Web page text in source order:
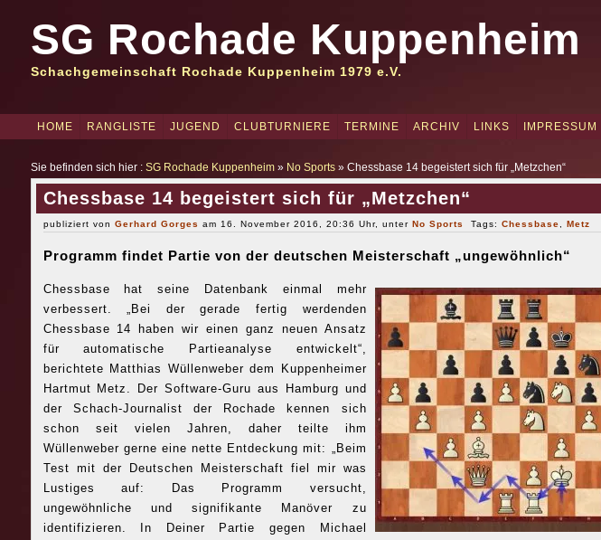
SG Rochade Kuppenheim
Schachgemeinschaft Rochade Kuppenheim 1979 e.V.
HOME RANGLISTE JUGEND CLUBTURNIERE TERMINE ARCHIV LINKS IMPRESSUM
Sie befinden sich hier : SG Rochade Kuppenheim» No Sports» Chessbase 14 begeistert sich für „Metzchen“
Chessbase 14 begeistert sich für „Metzchen“
publiziert von Gerhard Gorges am 16. November 2016, 20:36 Uhr, unter No Sports Tags: Chessbase Metz
Programm findet Partie von der deutschen Meisterschaft „ungewöhnlich“
Chessbase hat seine Datenbank einmal mehr
verbessert. „Bei der gerade fertig werdenden
Chessbase 14 haben wir einen ganz neuen Ansatz
für automatische Partieanalyse entwickelt“,
berichtete Matthias Wüllenweber dem Kuppenheimer
Hartmut Metz. Der Software-Guru aus Hamburg und
der Schach-Journalist der Rochade kennen sich
schon seit vielen Jahren, daher teilte ihm
Wüllenweber gerne eine nette Entdeckung mit: „Beim
Test mit der Deutschen Meisterschaft fiel mir was
Lustiges auf: Das Programm versucht,
ungewöhnliche und signifikante Manöver zu
identifizieren. In Deiner Partie gegen Michael